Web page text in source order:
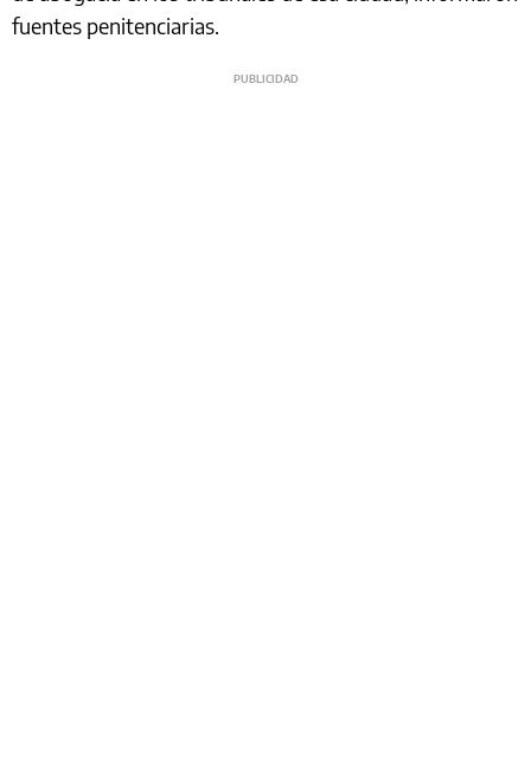
fuentes penitenciarias.